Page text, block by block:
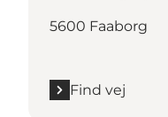
5600 Faaborg
Find vej